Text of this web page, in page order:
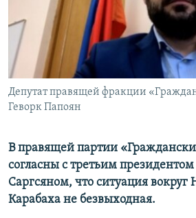
Հայերեն
English
Русский
Все сайты Радио Азатутюн
Депутат правящей фракции
Геворк Папоян
В правящей партии
согласны с третьим
Саргсяном, что ситуация вокруг
Карабаха не безвыходная.